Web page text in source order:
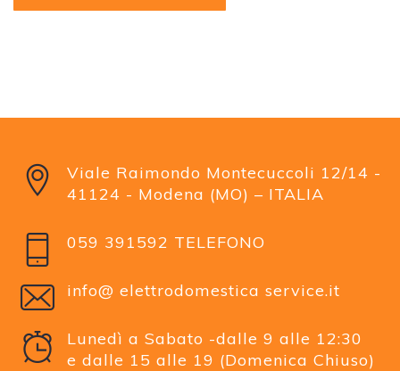
Viale Raimondo Montecuccoli 12/14 -
41124 - Modena (MO) – ITALIA
059 391592 TELEFONO
info@ elettrodomestica service.it
Lunedì a Sabato -dalle 9 alle 12:30
e dalle 15 alle 19 (Domenica Chiuso)